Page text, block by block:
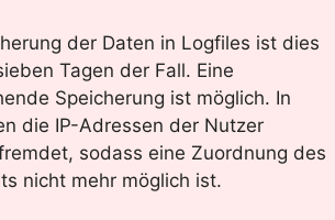
der Daten in Logfiles ist dies
Tagen der Fall. Eine
Speicherung ist möglich. In
die IP-Adressen der Nutzer
sodass eine Zuordnung des
nicht mehr möglich ist.